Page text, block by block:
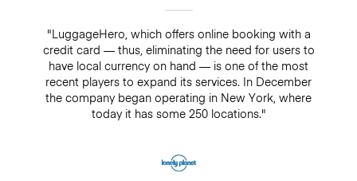
"LuggageHero, which offers online booking with a
credit card — thus, eliminating the need for users to
have local currency on hand — is one of the most
recent players to expand its services. In December
the company began operating in New York, where
today it has some 250 locations."